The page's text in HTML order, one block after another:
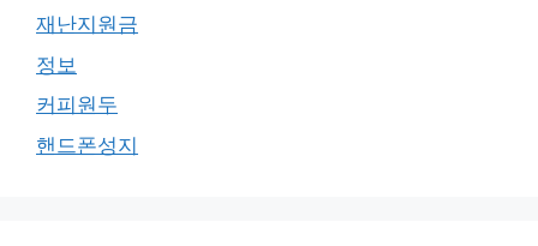
재난지원금
정보
커피원두
핸드폰성지